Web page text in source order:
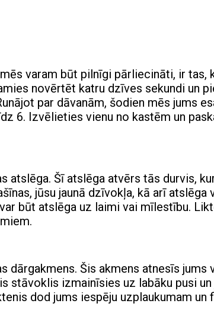
varam būt pilnīgi pārliecināti, ir tas,
novērtēt katru dzīves sekundi un
par dāvanām, šodien mēs jums
6. Izvēlieties vienu no kastēm un
atslēga. Šī atslēga atvērs tās durvis,
jūsu jaunā dzīvokļa, kā arī
būt atslēga uz laimi vai mīlestību.
dārgakmens. Šis akmens atnesīs
stāvoklis izmainīsies uz labāku pusi
dod jums iespēju uzplaukumam un